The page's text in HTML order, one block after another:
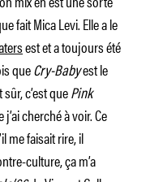
fait Mica Levi. Elle a le
est et a toujours été
queCry-Babyest le
c’est quePink
cherché à voir. Ce
me faisait rire, il
culture, ça m’a